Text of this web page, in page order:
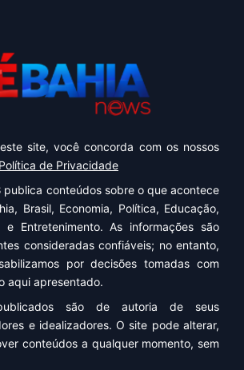
site, você concorda com os nossos
Política de Privacidade
publica conteúdos sobre o que acontece
Brasil, Economia, Política, Educação,
e Entretenimento. As informações são
consideradas confiáveis; no entanto,
por decisões tomadas com
aqui apresentado.
são de autoria de seus
e idealizadores. O site pode alterar,
conteúdos a qualquer momento, sem